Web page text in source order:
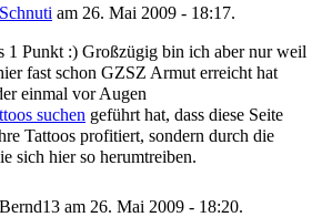
Schnuti am 26. Mai 2009 - 18:17.
1 Punkt :) Großzügig bin ich aber nur weil
fast schon GZSZ Armut erreicht hat
einmal vor Augen
geführt hat, dass diese Seite
Tattoos profitiert, sondern durch die
sich hier so herumtreiben.
am 26. Mai 2009 - 18:20.